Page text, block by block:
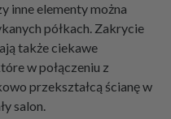
inne elementy można
półkach. Zakrycie
także ciekawe
w połączeniu z
przekształcą ścianę w
salon.